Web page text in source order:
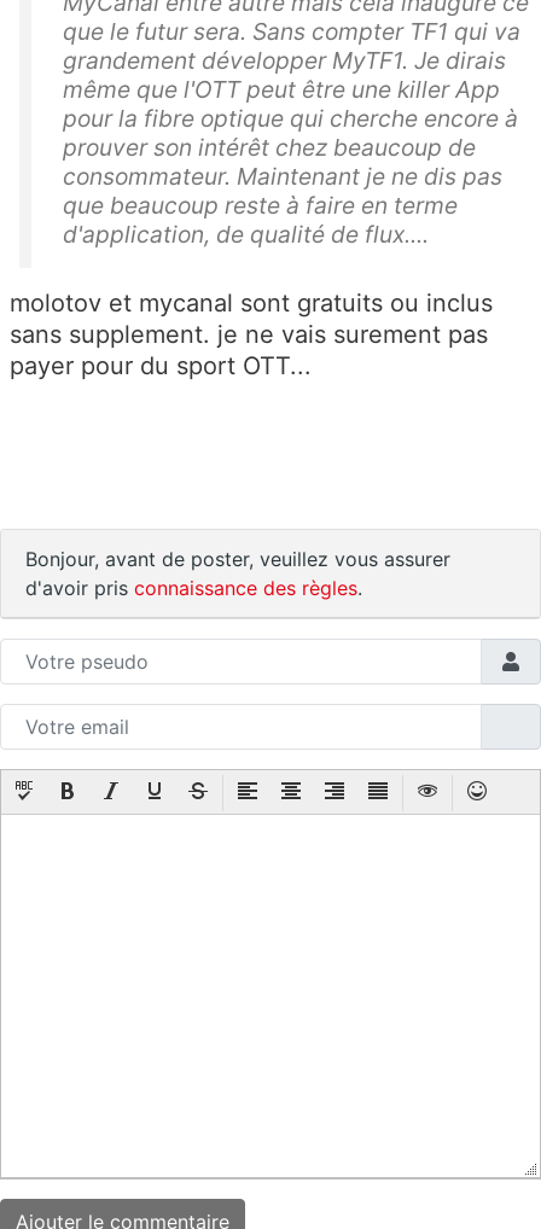
que le futur sera. Sans compter TF1 qui va
grandement développer MyTF1. Je dirais
même que l'OTT peut être une killer App
pour la fibre optique qui cherche encore à
prouver son intérêt chez beaucoup de
consommateur. Maintenant je ne dis pas
que beaucoup reste à faire en terme
d'application, de qualité de flux....
molotov et mycanal sont gratuits ou inclus
sans supplement. je ne vais surement pas
payer pour du sport OTT...
Bonjour, avant de poster, veuillez vous assurer
d'avoir pris connaissance des règles.